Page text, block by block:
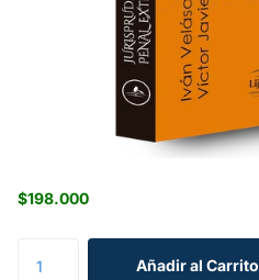
$198.000
Añadir al Carrito